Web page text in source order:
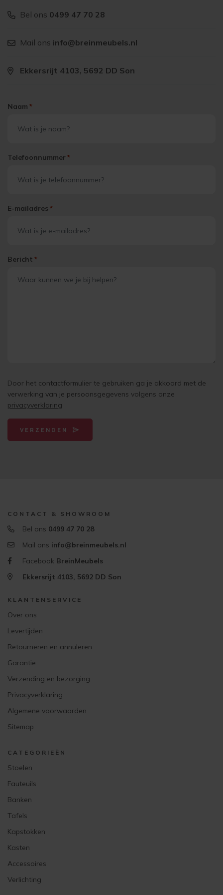
Bel ons 0499 47 70 28
Mail ons info@breinmeubels.nl
Ekkersrijt 4103, 5692 DD Son
Naam *
Telefoonnummer *
E-mailadres *
Bericht *
Door het contactformulier te gebruiken ga je akkoord met de
verwerking van je persoonsgegevens volgens onze
privacyverklaring
VERZENDEN
CONTACT & SHOWROOM
Bel ons 0499 47 70 28
Mail ons info@breinmeubels.nl
Facebook BreinMeubels
Ekkersrijt 4103, 5692 DD Son
KLANTENSERVICE
Over ons
Levertijden
Retourneren en annuleren
Garantie
Verzending en bezorging
Privacyverklaring
Algemene voorwaarden
Sitemap
CATEGORIEËN
Stoelen
Fauteuils
Banken
Tafels
Kapstokken
Kasten
Accessoires
Verlichting